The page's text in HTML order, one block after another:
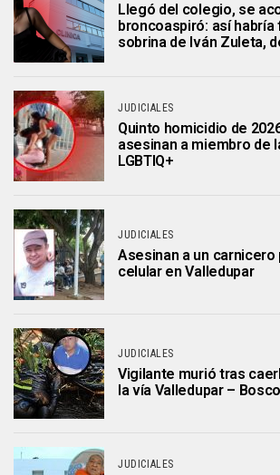
Llegó del colegio, se
broncoaspiró: así habría
sobrina de Iván Zuleta,
JUDICIALES
Quinto homicidio de
asesinan a miembro de
LGBTIQ+
JUDICIALES
Asesinan a un carnicero
celular en Valledupar
JUDICIALES
Vigilante murió tras
la vía Valledupar –
JUDICIALES